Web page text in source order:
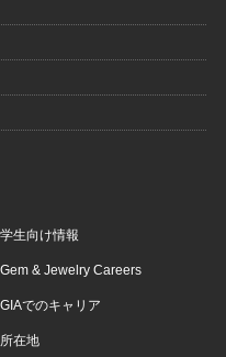
学生向け情報
Gem & Jewelry Careers
GIAでのキャリア
所在地